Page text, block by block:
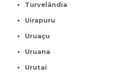
Turvelândia
Uirapuru
Uruaçu
Uruana
Urutaí